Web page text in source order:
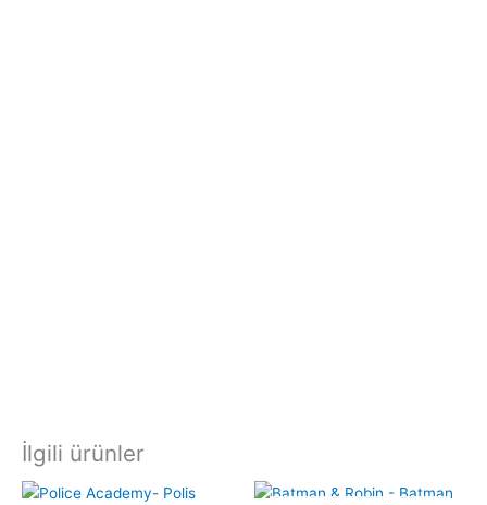
İlgili ürünler